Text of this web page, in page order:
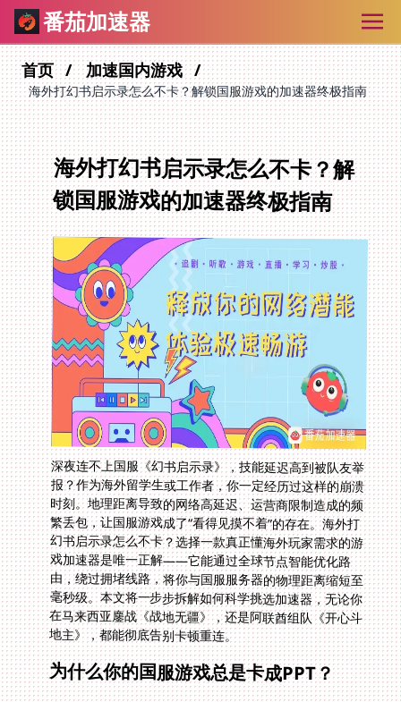
番茄加速器
首页 加速国内游戏
海外打幻书启示录怎么不卡？解锁国服游戏的加速器终极指南
海外打幻书启示录怎么不卡？解
锁国服游戏的加速器终极指南
深夜连不上国服《幻书启示录》，技能延迟高到被队友举
报？作为海外留学生或工作者，你一定经历过这样的崩溃
时刻。地理距离导致的网络高延迟、运营商限制造成的频
繁丢包，让国服游戏成了“看得见摸不着”的存在。海外打
幻书启示录怎么不卡？选择一款真正懂海外玩家需求的游
戏加速器是唯一正解——它能通过全球节点智能优化路
由，绕过拥堵线路，将你与国服服务器的物理距离缩短至
毫秒级。本文将一步步拆解如何科学挑选加速器，无论你
在马来西亚鏖战《战地无疆》，还是阿联酋组队《开心斗
地主》，都能彻底告别卡顿重连。
为什么你的国服游戏总是卡成PPT？